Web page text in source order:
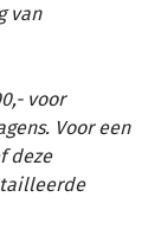
van
voor
Voor een
deze